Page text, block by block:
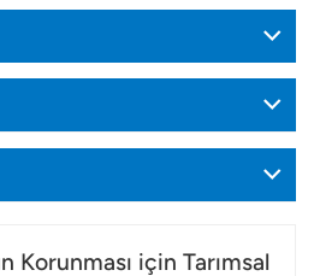
Korunması için Tarımsal